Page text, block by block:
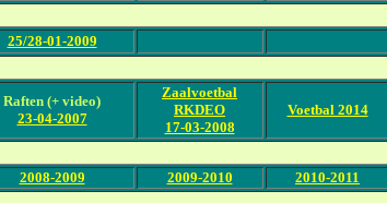
25/28-01-2009
Raften (+ video)
23-04-2007
Zaalvoetbal
RKDEO
17-03-2008
Voetbal 2014
2008-2009 2009-2010 2010-2011